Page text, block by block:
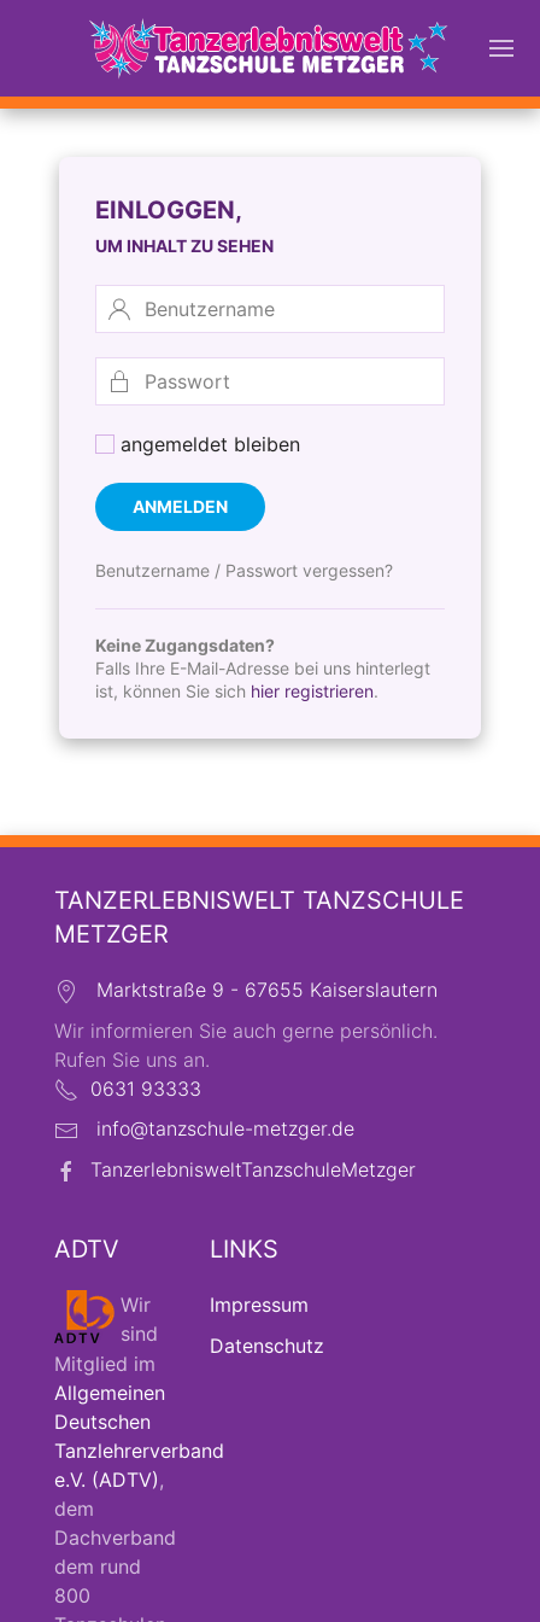
EINLOGGEN,
UM INHALT ZU SEHEN
angemeldet bleiben
ANMELDEN
Benutzername / Passwort vergessen?
Keine Zugangsdaten?
Falls Ihre E-Mail-Adresse bei uns hinterlegt
ist, können Sie sich hier registrieren.
TANZERLEBNISWELT TANZSCHULE
METZGER
Marktstraße 9 - 67655 Kaiserslautern
Wir informieren Sie auch gerne persönlich.
Rufen Sie uns an.
0631 93333
info@tanzschule-metzger.de
TanzerlebnisweltTanzschuleMetzger
ADTV
Wir
sind
Mitglied im
Allgemeinen
Deutschen
Tanzlehrerverband
e.V. (ADTV) ,
dem
Dachverband
dem rund
800
LINKS
Impressum
Datenschutz